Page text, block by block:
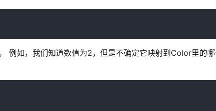
例如，我们知道数值为2，但是不确定它映射到Color里的